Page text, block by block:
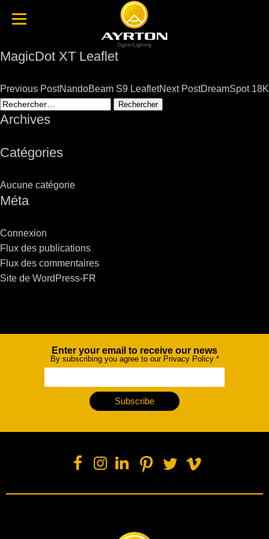
MagicDot XT Leaflet
Post
navigation
Previous PostNandoBeam S9 LeafletNext PostDreamSpot 18K
Rechercher :
Archives
Catégories
Aucune catégorie
Méta
Connexion
Flux des publications
Flux des commentaires
Site de WordPress-FR
NewsletterEnter your email to receive our news
By subscribing you agree to our Privacy Policy *
Subscribe